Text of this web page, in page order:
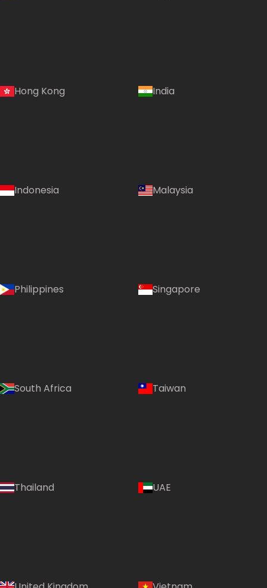
Hong Kong India
Indonesia Malaysia
Philippines Singapore
South Africa Taiwan
Thailand UAE